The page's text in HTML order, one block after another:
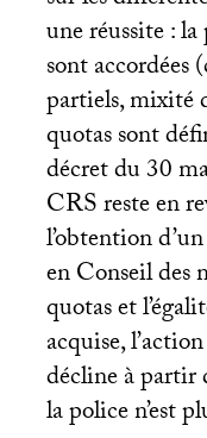
une réussite :
sont accordées
partiels, mixité
quotas sont
décret du 30
CRSreste en
l’obtention
en Conseil des
quotas et
acquise,
décline à partir
la police n’est